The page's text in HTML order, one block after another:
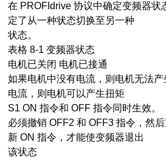
在 PROFIdrive 协议中确定变频器状
定了从一种状态切换至另一种
状态。
表格 8-1 变频器状态
电机已关闭 电机已接通
如果电机中没有电流，则电机无法
电流，则电机可以产生扭矩
S1 ON 指令和 OFF 指令同时生效。
必须撤销 OFF2 和 OFF3 指令，然
新 ON 指令，才能使变频器退出
该状态